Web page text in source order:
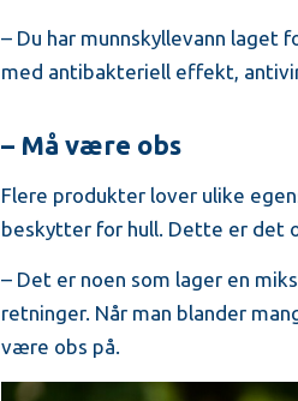
– Du har munnskyllevann laget
med antibakteriell effekt,
– Må være obs
Flere produkter lover ulike
beskytter for hull. Dette er det
– Det er noen som lager en
retninger. Når man blander
være obs på.